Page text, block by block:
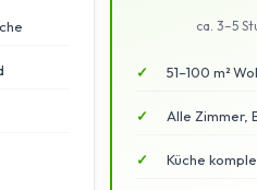
ca. 3–5
51–100 m²
Alle Zimmer,
Küche